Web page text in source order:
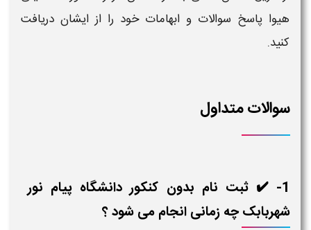
هیوا پاسخ سوالات و ابهامات خود را از ایشان دریافت
کنید.
سوالات متداول
1- ✔️ ثبت نام بدون کنکور دانشگاه پیام نور
شهربابک چه زمانی انجام می شود ؟